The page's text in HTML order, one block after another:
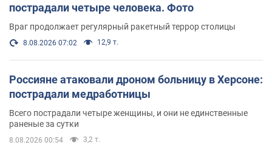
пострадали четыре человека. Фото
Враг продолжает регулярный ракетный террор столицы
8.08.2026 07:02 12,9 т.
Россияне атаковали дроном больницу в Херсоне:
пострадали медработницы
Всего пострадали четыре женщины, и они не единственные
раненые за сутки
8.08.2026 00:54 3,2 т.